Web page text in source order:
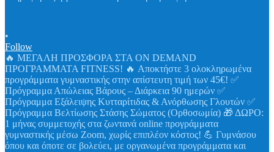
•
Follow
🔥 ΜΕΓΑΛΗ ΠΡΟΣΦΟΡΑ ΣΤΑ ON DEMAND
ΠΡΟΓΡΑΜΜΑΤΑ FITNESS! 🔥 Αποκτήστε 3 ολοκληρωμένα
προγράμματα γυμναστικής στην απίστευτη τιμή των 45€! ✅
Πρόγραμμα Απώλειας Βάρους – Διάρκεια 90 ημερών ✅
Πρόγραμμα Εξάλειψης Κυτταρίτιδας & Ανόρθωσης Γλουτών ✅
Πρόγραμμα Βελτίωσης Στάσης Σώματος (Ορθοσωμία) 🎁 ΔΩΡΟ:
1 μήνας συμμετοχής στα ζωντανά online προγράμματα
γυμναστικής μέσω Zoom, χωρίς επιπλέον κόστος! 💪 Γυμνάσου
όπου και όποτε σε βολεύει, με οργανωμένα προγράμματα και